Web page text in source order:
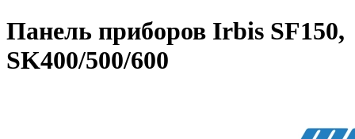
Панель приборов Irbis SF150,
SK400/500/600